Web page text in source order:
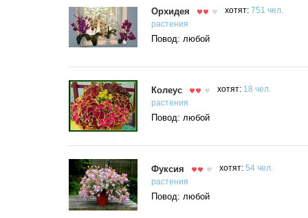
Орхидея хотят: 751 чел.
растения
Повод: любой
Колеус хотят: 18 чел.
растения
Повод: любой
Фуксия хотят: 54 чел.
растения
Повод: любой